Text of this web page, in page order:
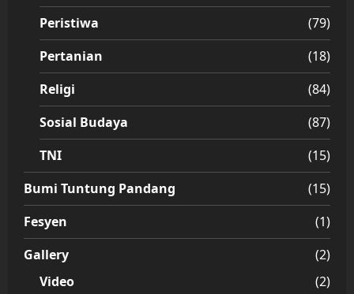
Peristiwa
(79)
Pertanian
(18)
Religi
(84)
Sosial Budaya
(87)
TNI
(15)
Bumi Tuntung Pandang
(15)
Fesyen
(1)
Gallery
(2)
Video
(2)